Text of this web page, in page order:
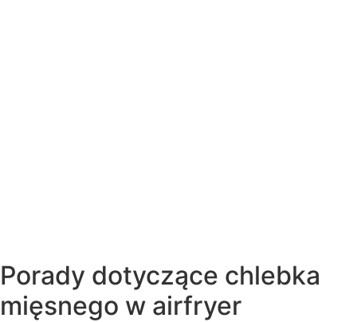
Porady dotyczące chlebka
mięsnego w airfryer